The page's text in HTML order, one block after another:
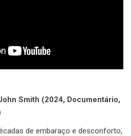
Smith (2024, Documentário,
de embaraço e desconforto,